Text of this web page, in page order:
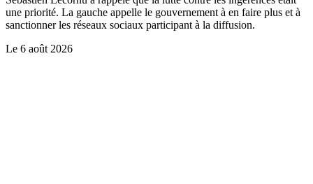
une priorité. La gauche appelle le gouvernement à en faire plus et à
sanctionner les réseaux sociaux participant à la diffusion.
Le 6 août 2026